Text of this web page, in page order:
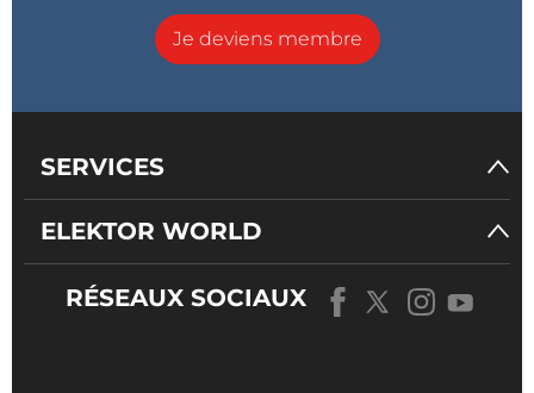
Je deviens membre
SERVICES
ELEKTOR WORLD
RÉSEAUX SOCIAUX